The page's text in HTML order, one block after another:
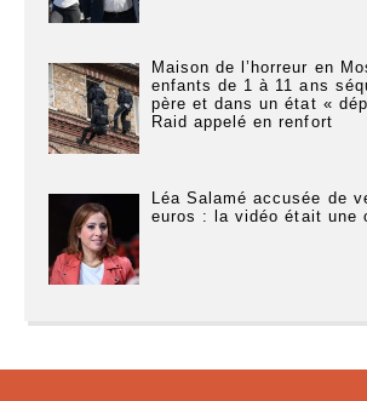
Maison de l’horreur en
enfants de 1 à 11 ans
père et dans un état «
Raid appelé en renfort
Léa Salamé accusée de
euros : la vidéo était une